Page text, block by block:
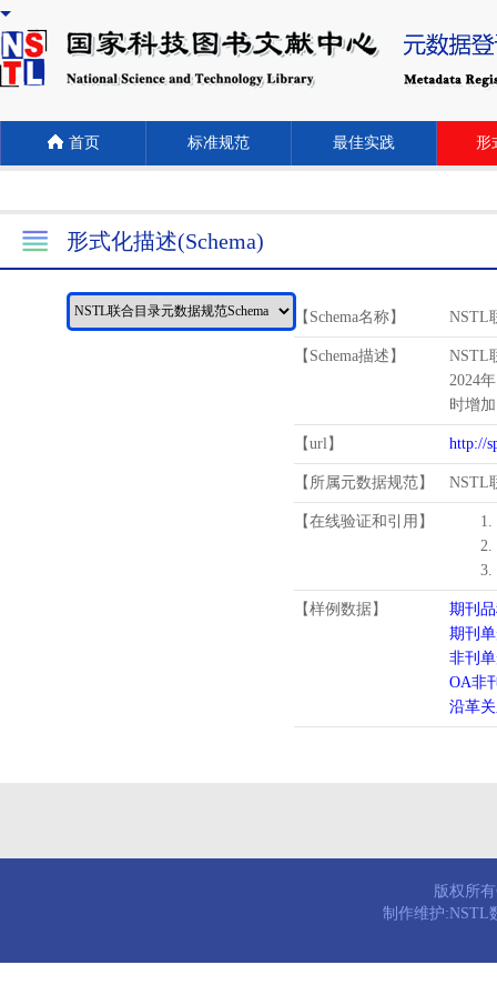
首页 标准规范 最佳实践 形
形式化描述(Schema)
【Schema名称】 NSTL
【Schema描述】
NSTL
2024
时增
【url】 http://
【所属元数据规范】 NSTL
【在线验证和引用】
1.
2.
3.
【样例数据】
期刊
期刊
非刊
OA非
沿革
版权所
制作维护:NSTL